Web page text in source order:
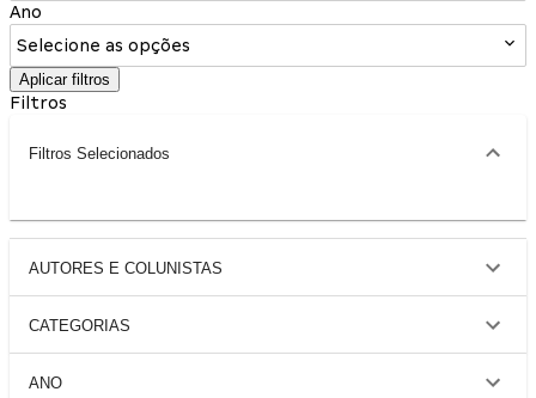
Ano
Selecione as opções
Aplicar filtros
Filtros
Filtros Selecionados
AUTORES E COLUNISTAS
CATEGORIAS
ANO